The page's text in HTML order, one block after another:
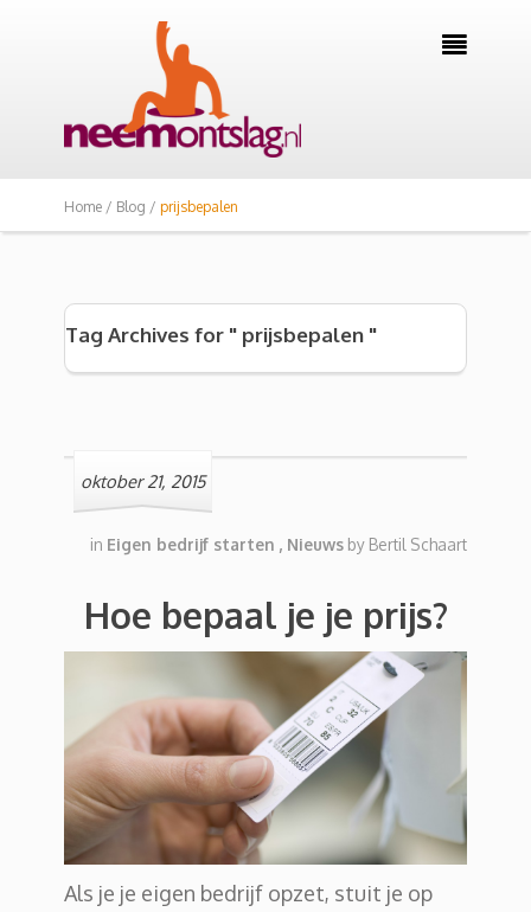

Home / Blog / prijsbepalen
Tag Archives for " prijsbepalen "
oktober 21, 2015
in Eigen bedrijf starten , Nieuws by Bertil Schaart
Hoe bepaal je je prijs?
Als je je eigen bedrijf opzet, stuit je op